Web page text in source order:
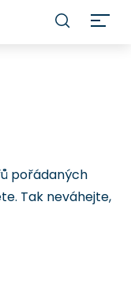
pořádaných
Tak neváhejte,